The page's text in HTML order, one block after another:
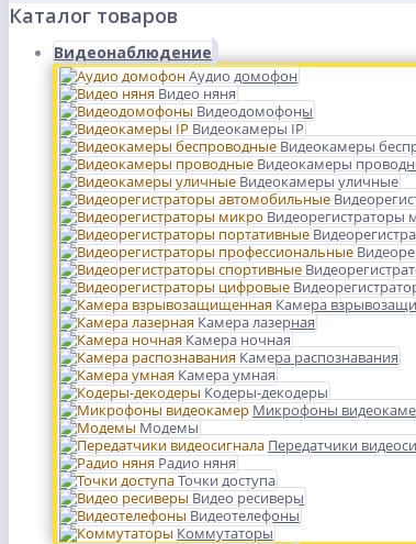
Каталог товаров
Видеонаблюдение
Аудио домофон
Видео няня
Видеодомофоны
Видеокамеры IP
Видеокамеры
Видеокамеры
Видеокамеры уличные
Видеорегистраторы
Камера
Камера лазерная
Камера ночная
Камера распознавания
Камера умная
Кодеры-декодеры
Микрофоны
Модемы
Передатчики
Радио няня
Точки доступа
Видео ресиверы
Видеотелефоны
Коммутаторы